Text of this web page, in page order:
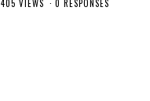
405 VIEWS 0 RESPONSES